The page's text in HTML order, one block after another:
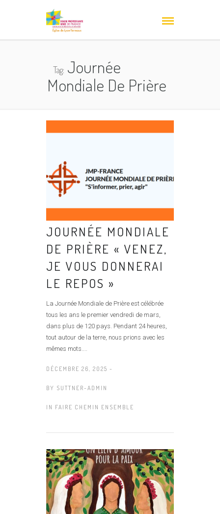
Tag:Journée
Mondiale De Prière
JOURNÉE MONDIALE
DE PRIÈRE « VENEZ,
JE VOUS DONNERAI
LE REPOS »
La Journée Mondiale de Prière est célébrée
tous les ans le premier vendredi de mars,
dans plus de 120 pays. Pendant 24 heures,
tout autour de la terre, nous prions avec les
mêmes mots....
DÉCEMBRE 26, 2025 -
BY SUTTNER-ADMIN
IN FAIRE CHEMIN ENSEMBLE